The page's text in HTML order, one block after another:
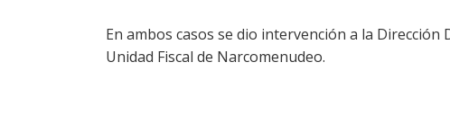
En ambos casos se dio intervención a la
Unidad Fiscal de Narcomenudeo.